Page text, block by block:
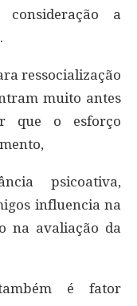
a
ressocialização
muito antes
que o esforço
psicoativa,
influencia na
na avaliação da
é fator